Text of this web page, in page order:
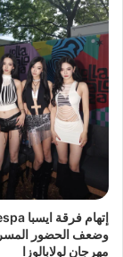
وضعف الحضور
مهرجان لولابالوزا